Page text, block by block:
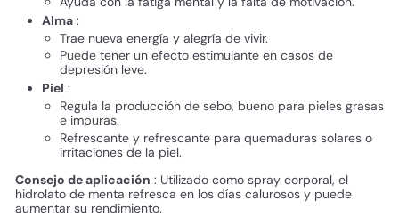
Alma :
Trae nueva energía y alegría de vivir.
Puede tener un efecto estimulante en casos de
depresión leve.
Piel :
Regula la producción de sebo, bueno para pieles grasas
e impuras.
Refrescante y refrescante para quemaduras solares o
irritaciones de la piel.
Consejo de aplicación : Utilizado como spray corporal, el
hidrolato de menta refresca en los días calurosos y puede
aumentar su rendimiento.